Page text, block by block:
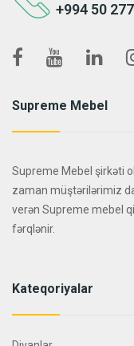
+994 50
Supreme Mebel
Supreme Mebel şirkəti
zaman müştərilərimiz
verən Supreme mebel
fərqlənir.
Kateqoriyalar